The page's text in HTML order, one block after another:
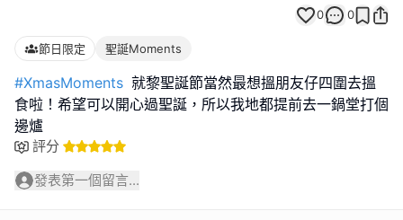
0 0
節日限定 聖誕Moments
#XmasMoments 就黎聖誕節當然最想搵朋友仔四圍去搵
食啦！希望可以開心過聖誕，所以我地都提前去一鍋堂打個
邊爐
評分
發表第一個留言...